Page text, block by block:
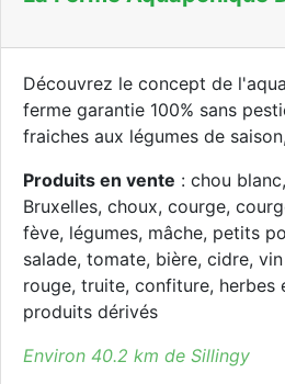
Découvrez le concept de
ferme garantie 100% sans
fraiches aux légumes de
Produits en vente : chou
Bruxelles, choux, courge,
fève, légumes, mâche, petits
salade, tomate, bière, cidre,
rouge, truite, confiture, herbes
produits dérivés
Environ 40.2 km de Sillingy